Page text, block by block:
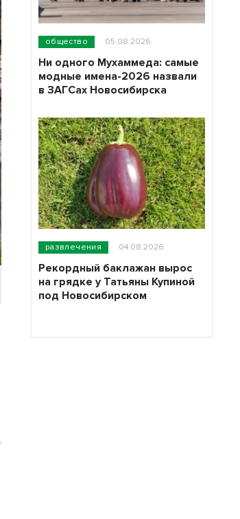
общество 05.08.2026
Ни одного Мухаммеда: самые
модные имена-2026 назвали
в ЗАГСах Новосибирска
развлечения 04.08.2026
Рекордный баклажан вырос
на грядке у Татьяны Купиной
под Новосибирском